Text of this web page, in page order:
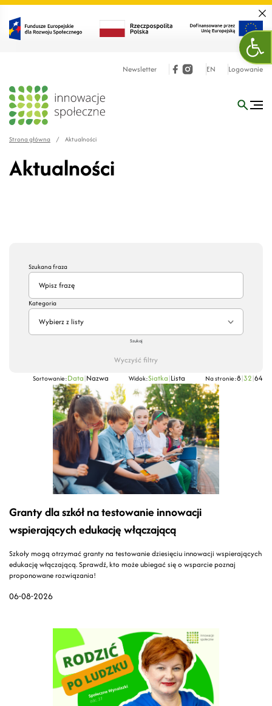
Newsletter EN Logowanie
Strona główna / Aktualności
Aktualności
Szukana fraza
Kategoria
Wybierz z listy
Szukaj
Wyczyść filtry
Sortowanie:Data|Nazwa Widok:Siatka|Lista Na stronie:8|32|64
06-08-2026
Granty dla szkół na testowanie innowacji
wspierających edukację włączającą
Szkoły mogą otrzymać granty na testowanie dziesięciu innowacji wspierających
edukację włączającą. Sprawdź, kto może ubiegać się o wsparcie poznaj
proponowane rozwiązania!